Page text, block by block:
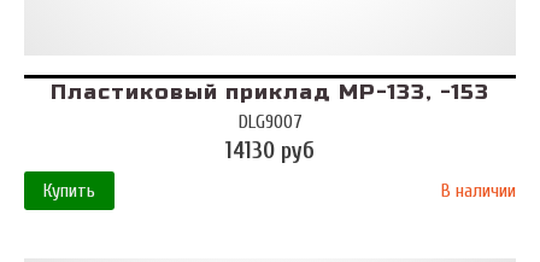
Пластиковый приклад МР-133, -153
DLG9007
14130 руб
Купить В наличии